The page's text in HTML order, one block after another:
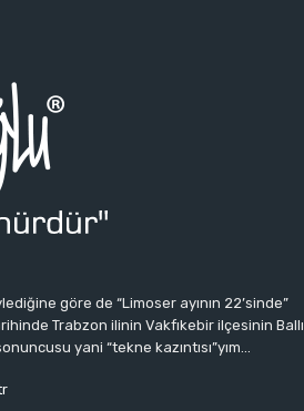
göre de “Limoser ayının 22’sinde”
Trabzon ilinin Vakfıkebir ilçesinin Ballı
yani “tekne kazıntısı”yım…